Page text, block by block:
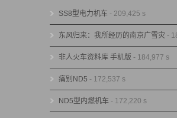
SS8型电力机车 - 209,425 s
东风归来：我所经历的南京广雪灾 -
非人火车资料库 手机版 - 184,977 s
痛别ND5 - 172,537 s
ND5型内燃机车 - 172,220 s